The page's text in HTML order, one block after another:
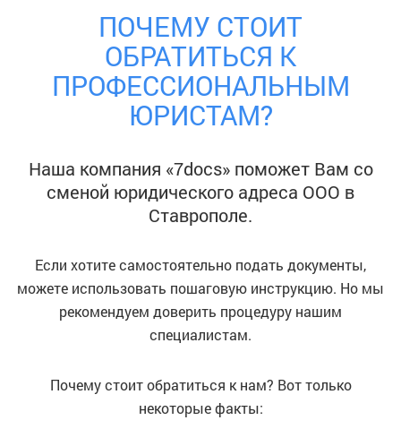
ПОЧЕМУ СТОИТ
ОБРАТИТЬСЯ К
ПРОФЕССИОНАЛЬНЫМ
ЮРИСТАМ?
Наша компания «7docs» поможет Вам со
сменой юридического адреса ООО в
Ставрополе.
Если хотите самостоятельно подать документы,
можете использовать пошаговую инструкцию. Но мы
рекомендуем доверить процедуру нашим
специалистам.
Почему стоит обратиться к нам? Вот только
некоторые факты: